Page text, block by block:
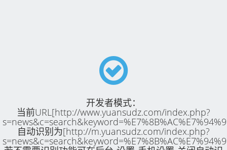
开发者模式：
当前URL[http://www.yuansudz.com/index.php?
自动识别为[http://m.yuansudz.com/index.php?